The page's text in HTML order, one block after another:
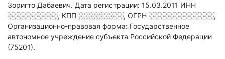
Зоригто Дабаевич. Дата регистрации: 15.03.2011 ИНН
░░░░░░░░░░, КПП ░░░░░░░░░, ОГРН ░░░░░░░░░░░░░,
Организационно-правовая форма: Государственное
автономное учреждение субъекта Российской Федерации
(75201).